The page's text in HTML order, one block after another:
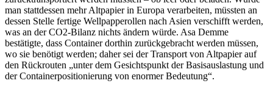
man stattdessen mehr Altpapier in Europa verarbeiten, müssten an
dessen Stelle fertige Wellpapperollen nach Asien verschifft werden,
was an der CO2-Bilanz nichts ändern würde. Asa Demme
bestätigte, dass Container dorthin zurückgebracht werden müssen,
wo sie benötigt werden; daher sei der Transport von Altpapier auf
den Rückrouten „unter dem Gesichtspunkt der Basis­auslastung und
der Containerpositionierung von enormer Bedeutung“.